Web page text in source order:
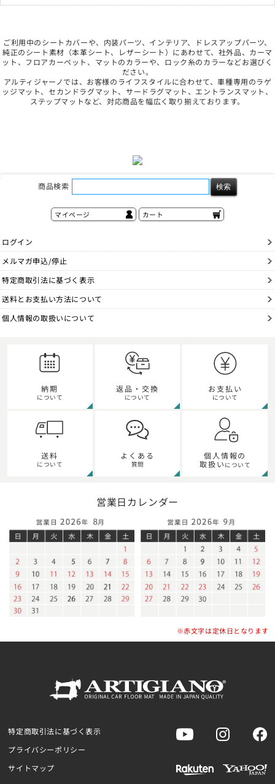
ご利用中のシートカバーや、内装パーツ、インテリア、ドレスアップパーツ、
純正のシート素材（本革シート、レザーシート）にあわせて、社外品、カーマ
ット、フロアカーペット、マットのカラーや、ロック糸のカラーなどお選びく
ださい。
アルティジャーノでは、お客様のライフスタイルに合わせて、車種専用のラゲ
ッジマット、セカンドラグマット、サードラグマット、エントランスマット、
ステップマットなど、対応商品を幅広く取り揃えております。
商品検索
マイページ カート
ログイン
メルマガ申込/停止
特定商取引法に基づく表示
送料とお支払い方法について
個人情報の取扱いについて
納期
について
返品・交換
について
お支払い
について
送料
について
よくある
質問
個人情報の
取扱い について
営業日カレンダー
※赤文字は定休日となります
特定商取引法に基づく表示
プライバシーポリシー
サイトマップ